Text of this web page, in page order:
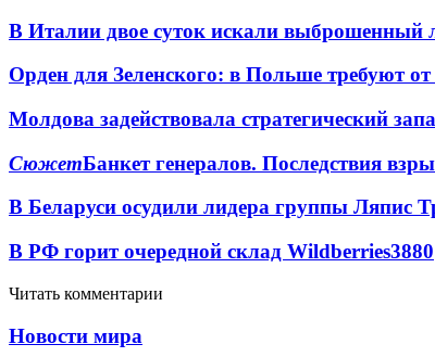
В Италии двое суток искали выброшенный
Орден для Зеленского: в Польше требуют
Молдова задействовала стратегический
СюжетБанкет генералов. Последствия
В Беларуси осудили лидера группы Ляпис
В РФ горит очередной склад Wildberries3880
Читать комментарии
Новости мира